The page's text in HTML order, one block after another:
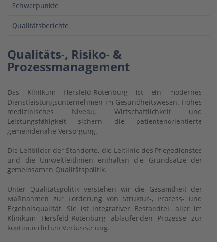
Schwerpunkte
Qualitätsberichte
Qualitäts-, Risiko- &
Prozessmanagement
Das Klinikum Hersfeld-Rotenburg ist ein modernes
Dienstleistungsunternehmen im Gesundheitswesen. Hohes
medizinisches Niveau, Wirtschaftlichkeit und
Leistungsfähigkeit sichern die patientenorientierte
gemeindenahe Versorgung.
Die Leitbilder der Standorte, die Leitlinie des Pflegedienstes
und die Umweltleitlinien enthalten die Grundsätze der
gemeinsamen Qualitätspolitik.
Unter Qualitätspolitik verstehen wir die Gesamtheit der
Maßnahmen zur Förderung von Struktur-, Prozess- und
Ergebnisqualität. Sie ist integrativer Bestandteil aller im
Klinikum Hersfeld-Rotenburg ablaufenden Prozesse zur
kontinuierlichen Verbesserung.